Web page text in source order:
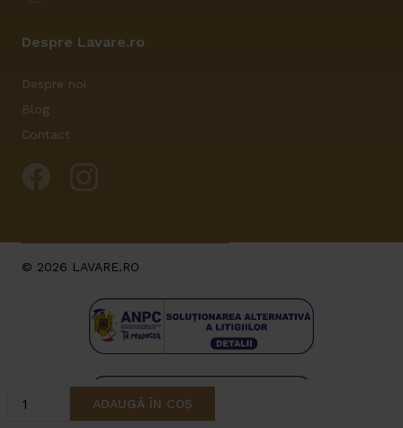
Cantitate
ADAUGĂ ÎN COȘ
Despre Lavare.ro
Despre noi
Blog
Contact
© 2026 LAVARE.RO